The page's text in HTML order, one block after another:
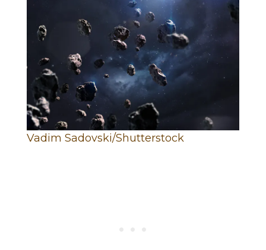
Vadim Sadovski/Shutterstock